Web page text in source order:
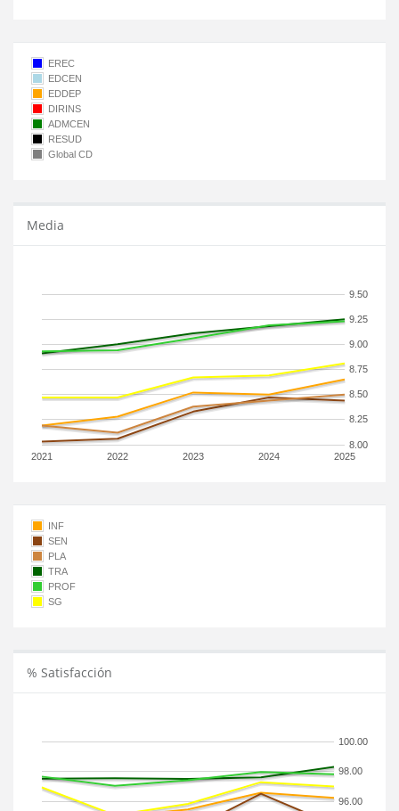
EREC
EDCEN
EDDEP
DIRINS
ADMCEN
RESUD
Global CD
Media
2021 2022 2023 2024 2025
8.00
8.25
8.50
8.75
9.00
9.25
9.50
INF
SEN
PLA
TRA
PROF
SG
% Satisfacción
96.00
98.00
100.00